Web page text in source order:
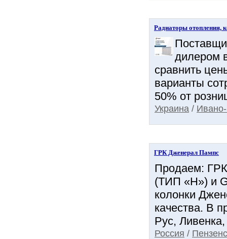
Радиаторы
дилером
сравнить
варианты
50% от
Украина /
ГРК Дженерал Пампс
Продаем:
(ТИП «H») и
колонки
качества. В
Рус,
Россия /